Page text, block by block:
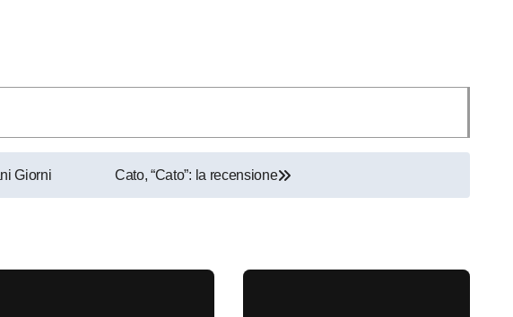
Giorni Cato, “Cato”: la recensione